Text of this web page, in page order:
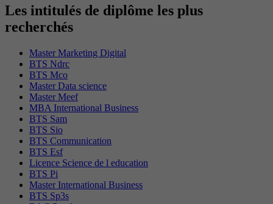
Les intitulés de diplôme les plus
recherchés
Master Marketing Digital
BTS Ndrc
BTS Mco
Master Data science
Master Meef
MBA International Business
BTS Sam
BTS Sio
BTS Communication
BTS Esf
Licence Science de l education
BTS Pi
Master International Business
BTS Sp3s